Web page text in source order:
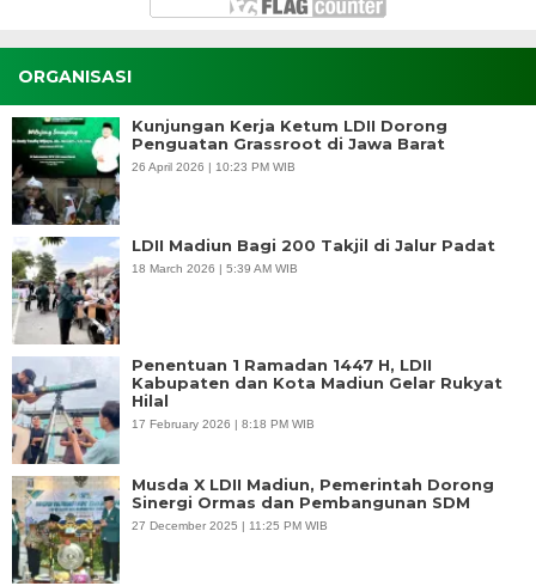
ORGANISASI
Kunjungan Kerja Ketum LDII Dorong
Penguatan Grassroot di Jawa Barat
26 April 2026 | 10:23 PM WIB
LDII Madiun Bagi 200 Takjil di Jalur Padat
18 March 2026 | 5:39 AM WIB
Penentuan 1 Ramadan 1447 H, LDII
Kabupaten dan Kota Madiun Gelar Rukyat
Hilal
17 February 2026 | 8:18 PM WIB
Musda X LDII Madiun, Pemerintah Dorong
Sinergi Ormas dan Pembangunan SDM
27 December 2025 | 11:25 PM WIB